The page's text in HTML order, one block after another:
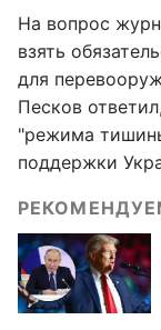
На вопрос
взять
для
Песков
"режима
поддержки